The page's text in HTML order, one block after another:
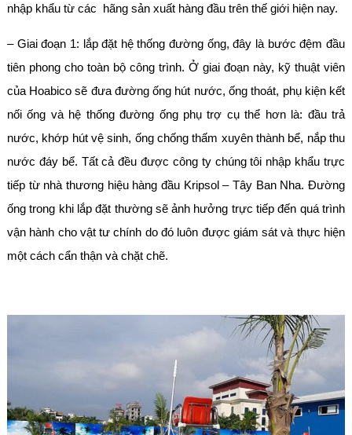
nhập khẩu từ các hãng sản xuất hàng đầu trên thế giới hiện nay.
– Giai đoạn 1: lắp đặt hệ thống đường ống, đây là bước đệm đầu
tiên phong cho toàn bộ công trình. Ở giai đoạn này, kỹ thuật viên
của Hoabico sẽ đưa đường ống hút nước, ống thoát, phụ kiện kết
nối ống và hệ thống đường ống phụ trợ cụ thể hơn là: đầu trả
nước, khớp hút vệ sinh, ống chống thấm xuyên thành bể, nắp thu
nước đáy bể. Tất cả đều được công ty chúng tôi nhập khẩu trực
tiếp từ nhà thương hiệu hàng đầu Kripsol – Tây Ban Nha. Đường
ống trong khi lắp đặt thường sẽ ảnh hưởng trực tiếp đến quá trình
vận hành cho vật tư chính do đó luôn được giám sát và thực hiện
một cách cẩn thận và chặt chẽ.